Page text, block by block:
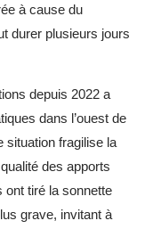
à cause du
durer plusieurs jours
depuis 2022 a
dans l’ouest de
situation fragilise la
des apports
ont tiré la sonnette
grave, invitant à